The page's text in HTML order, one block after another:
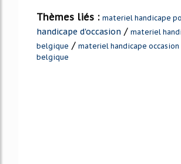
Thèmes liés : materiel handicape
handicape d'occasion / materiel
belgique / materiel handicape occasion
belgique